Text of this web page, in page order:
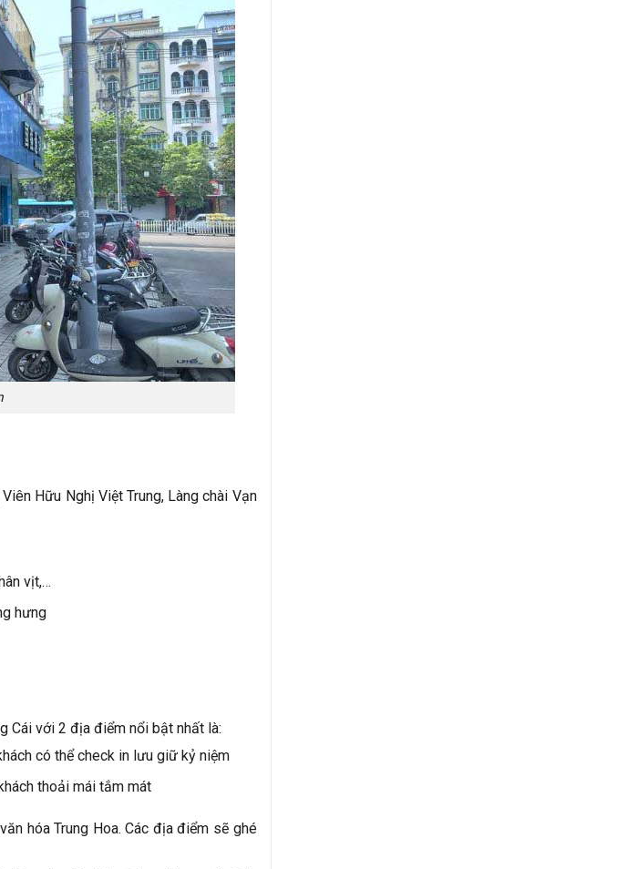
Hữu Nghị Việt Trung, Làng chài Vạn
vịt,…
hưng
Cái với 2 địa điểm nổi bật nhất là:
có thể check in lưu giữ kỷ niệm
thoải mái tắm mát
hóa Trung Hoa. Các địa điểm sẽ ghé